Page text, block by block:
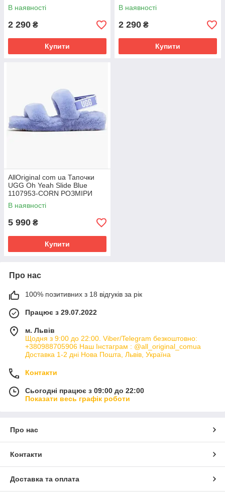
В наявності
2 290 ₴
Купити
В наявності
2 290 ₴
Купити
AllOriginal com ua Тапочки
UGG Oh Yeah Slide Blue
1107953-CORN РОЗМІРИ
ЗАПИТУЙТЕ
В наявності
5 990 ₴
Купити
Про нас
100% позитивних з 18 відгуків за рік
Працює з 29.07.2022
м. Львів
Щодня з 9:00 до 22:00. Viber/Telegram безкоштовно:
+380988705906 Наш Інстаграм : @all_original_comua
Доставка 1-2 дні Нова Пошта, Львів, Україна
Контакти
Сьогодні працює з 09:00 до 22:00
Показати весь графік роботи
Про нас
Контакти
Доставка та оплата